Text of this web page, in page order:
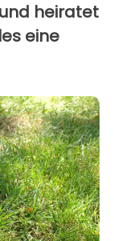
heiratet
eine